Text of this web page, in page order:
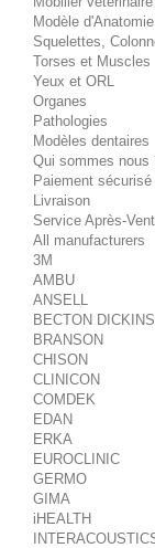
Modèle
Squelettes,
Torses et Muscles
Yeux et ORL
Organes
Pathologies
Modèles dentaires
Qui sommes nous
Paiement sécurisé
Livraison
Service Après-
All manufacturers
3M
AMBU
ANSELL
BECTON
BRANSON
CHISON
CLINICON
COMDEK
EDAN
ERKA
EUROCLINIC
GERMO
GIMA
iHEALTH